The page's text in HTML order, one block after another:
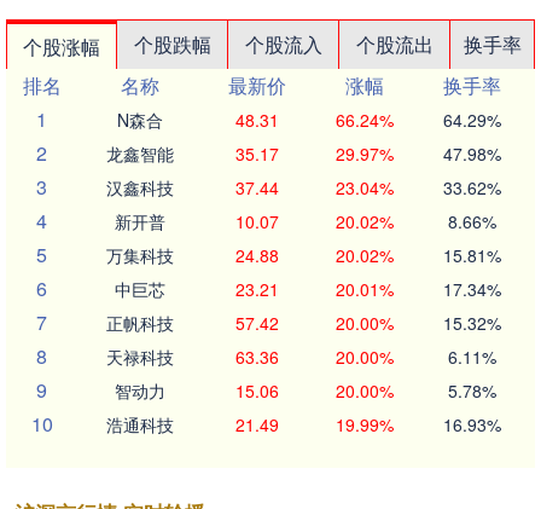
个股涨幅 个股跌幅 个股流入 个股流出
换手率
排名
名称 最新价 涨幅
换手率
1
N森合 48.31 66.24% 64.29%
2 龙鑫智能 35.17 29.97% 47.98%
3 汉鑫科技 37.44 23.04% 33.62%
4 新开普 10.07 20.02% 8.66%
5 万集科技 24.88 20.02% 15.81%
6 中巨芯 23.21 20.01% 17.34%
7 正帆科技 57.42 20.00% 15.32%
8 天禄科技 63.36 20.00% 6.11%
9 智动力 15.06 20.00% 5.78%
10 浩通科技 21.49 19.99% 16.93%